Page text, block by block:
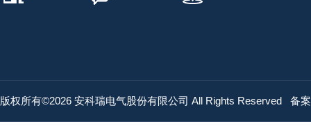
版权所有©2026 安科瑞电气股份有限公司 All Rights Reserved 备